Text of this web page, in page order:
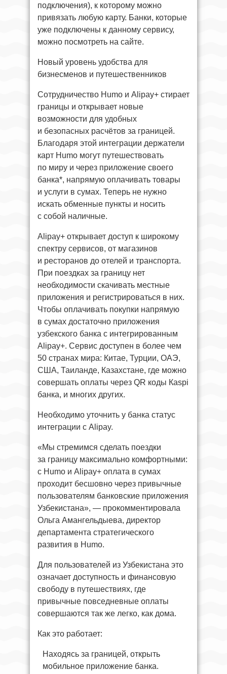
подключения), к которому можно
привязать любую карту. Банки, которые
уже подключены к данному сервису,
можно посмотреть на сайте.
Новый уровень удобства для
бизнесменов и путешественников
Сотрудничество Humo и Alipay+ стирает
границы и открывает новые
возможности для удобных
и безопасных расчётов за границей.
Благодаря этой интеграции держатели
карт Humo могут путешествовать
по миру и через приложение своего
банка*, напрямую оплачивать товары
и услуги в сумах. Теперь не нужно
искать обменные пункты и носить
с собой наличные.
Alipay+ открывает доступ к широкому
спектру сервисов, от магазинов
и ресторанов до отелей и транспорта.
При поездках за границу нет
необходимости скачивать местные
приложения и регистрироваться в них.
Чтобы оплачивать покупки напрямую
в сумах достаточно приложения
узбекского банка с интегрированным
Alipay+. Сервис доступен в более чем
50 странах мира: Китае, Турции, ОАЭ,
США, Таиланде, Казахстане, где можно
совершать оплаты через QR коды Кaspi
банка, и многих других.
Необходимо уточнить у банка статус
интеграции с Alipay.
«Мы стремимся сделать поездки
за границу максимально комфортными:
с Humo и Alipay+ оплата в сумах
проходит бесшовно через привычные
пользователям банковские приложения
Узбекистана», — прокомментировала
Ольга Амангельдыева, директор
департамента стратегического
развития в Humo.
Для пользователей из Узбекистана это
означает доступность и финансовую
свободу в путешествиях, где
привычные повседневные оплаты
совершаются так же легко, как дома.
Как это работает:
Находясь за границей, открыть
мобильное приложение банка.